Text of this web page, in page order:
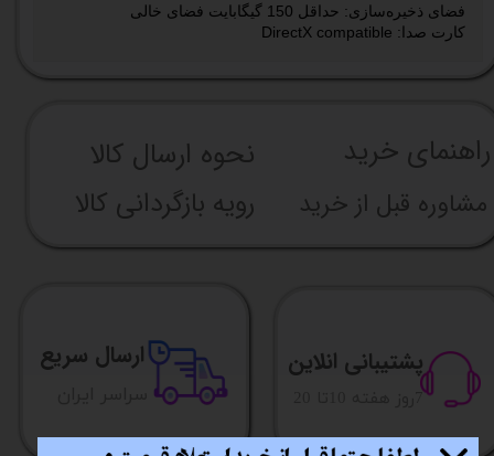
فضای ذخیره‌سازی: حداقل 150 گیگابایت فضای خالی
کارت صدا: DirectX compatible
راهنما​​​​​​​​​​​​​​ی خرید نحوه ارسال کالا
مشاوره قبل از خرید رویه بازگردانی کالا
پشتیبانی انلاین
​7روز هفته 10تا 20
ارسال سریع